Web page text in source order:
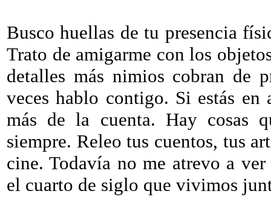
Busco huellas de tu presencia
Trato de amigarme con los
detalles más nimios cobran de
veces hablo contigo. Si estás en
más de la cuenta. Hay cosas
siempre. Releo tus cuentos, tus
cine. Todavía no me atrevo a
el cuarto de siglo que vivimos